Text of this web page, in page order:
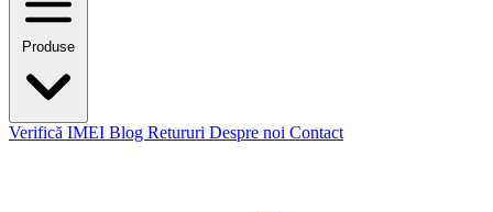
Produse
Verifică IMEI Blog Retururi Despre noi Contact